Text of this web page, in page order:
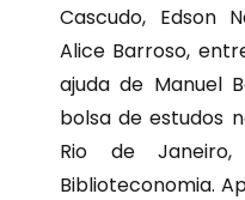
Cascudo, Edson
Alice Barroso,
ajuda de Manuel
bolsa de estudos
Rio de Janeiro,
Biblioteconomia.